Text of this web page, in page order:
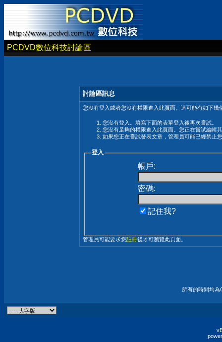
PCDVD數位科技討論區
討論區訊息
您沒有登入或者您沒有權限進入此頁面。這可能有如下幾
您沒有登入。填寫下面的表單登入後再次嘗試。
您沒有足夠的權限進入此頁面。您正在嘗試編輯
如果您正在嘗試發表文章，管理員可能已經禁止
登入
帳戶:
密碼:
記住我?
管理員可能要求您註冊後才可瀏覽此頁面。
所有的時間均為